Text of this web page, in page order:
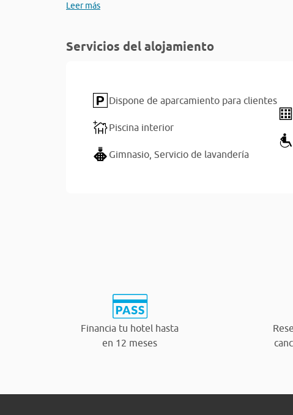
Leer más
Servicios del alojamiento
Dispone de aparcamiento para clientes
Piscina interior
Gimnasio, Servicio de lavandería
Financia tu hotel hasta
en 12 meses